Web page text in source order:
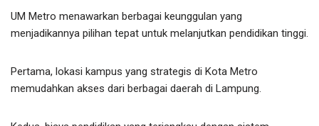
UM Metro menawarkan berbagai keunggulan yang
menjadikannya pilihan tepat untuk melanjutkan pendidikan tinggi.
Pertama, lokasi kampus yang strategis di Kota Metro
memudahkan akses dari berbagai daerah di Lampung.